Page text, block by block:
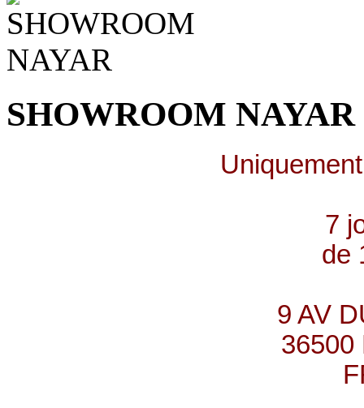
SHOWROOM NAYAR
7
de
9 AV
36500